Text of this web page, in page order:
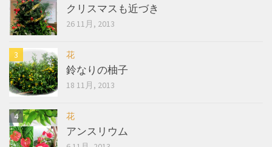
クリスマスも近づき
26 11月, 2013
花
鈴なりの柚子
18 11月, 2013
花
アンスリウム